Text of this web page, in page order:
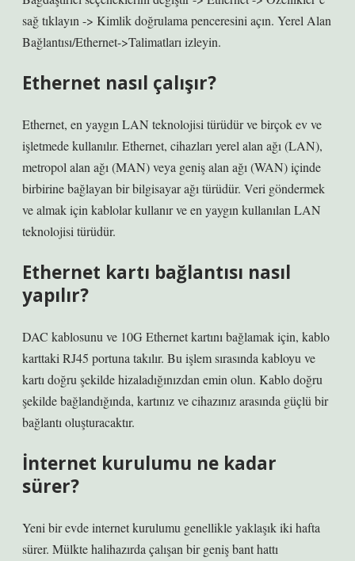
sağ tıklayın -> Kimlik doğrulama penceresini açın. Yerel Alan
Bağlantısı/Ethernet->Talimatları izleyin.
Ethernet nasıl çalışır?
Ethernet, en yaygın LAN teknolojisi türüdür ve birçok ev ve
işletmede kullanılır. Ethernet, cihazları yerel alan ağı (LAN),
metropol alan ağı (MAN) veya geniş alan ağı (WAN) içinde
birbirine bağlayan bir bilgisayar ağı türüdür. Veri göndermek
ve almak için kablolar kullanır ve en yaygın kullanılan LAN
teknolojisi türüdür.
Ethernet kartı bağlantısı nasıl
yapılır?
DAC kablosunu ve 10G Ethernet kartını bağlamak için, kablo
karttaki RJ45 portuna takılır. Bu işlem sırasında kabloyu ve
kartı doğru şekilde hizaladığınızdan emin olun. Kablo doğru
şekilde bağlandığında, kartınız ve cihazınız arasında güçlü bir
bağlantı oluşturacaktır.
İnternet kurulumu ne kadar
sürer?
Yeni bir evde internet kurulumu genellikle yaklaşık iki hafta
sürer. Mülkte halihazırda çalışan bir geniş bant hattı